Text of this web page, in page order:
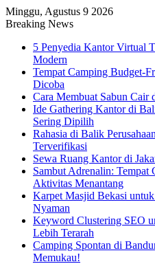
Minggu, Agustus 9 2026
Breaking News
5 Penyedia Kantor Virtual
Modern
Tempat Camping Budget-
Dicoba
Cara Membuat Sabun Cair
Ide Gathering Kantor di
Sering Dipilih
Rahasia di Balik
Terverifikasi
Sewa Ruang Kantor di
Sambut Adrenalin: Tempat
Aktivitas Menantang
Karpet Masjid Bekasi
Nyaman
Keyword Clustering SEO
Lebih Terarah
Camping Spontan di
Memukau!